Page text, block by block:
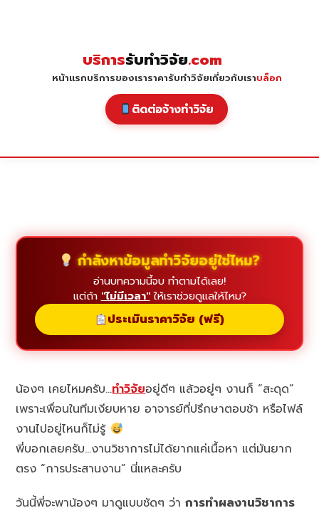
บริการรับทำวิจัย.com
หน้าแรกบริการของเราราคารับทำวิจัยเกี่ยวกับเราบล็อก
ติดต่อจ้างทำวิจัย
กำลังหาข้อมูลทำวิจัยอยู่ใช่ไหม?
อ่านบทความนี้จบ ทำตามได้เลย!
แต่ถ้า "ไม่มีเวลา"ให้เราช่วยดูแลให้ไหม?
ประเมินราคาวิจัย (ฟรี)
น้องๆ เคยไหมครับ…ทำวิจัยอยู่ดีๆ แล้วอยู่ๆ งานก็ “สะดุด”
เพราะเพื่อนในทีมเงียบหาย อาจารย์ที่ปรึกษาตอบช้า หรือไฟล์
งานไปอยู่ไหนก็ไม่รู้
พี่บอกเลยครับ…งานวิชาการไม่ได้ยากแค่เนื้อหา แต่มันยาก
ตรง “การประสานงาน” นี่แหละครับ
วันนี้พี่จะพาน้องๆ มาดูแบบชัดๆ ว่าการทำผลงานวิชาการ